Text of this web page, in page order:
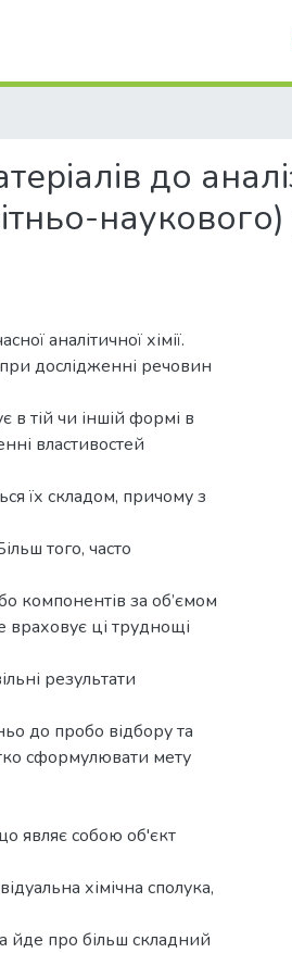
до
наукового)
аналітичної хімії.
дослідженні речовин
в тій чи іншій формі в
властивостей
їх складом, причому з
того, часто
компонентів за об’ємом
враховує ці труднощі
результати
до пробо відбору та
сформулювати мету
являє собою об'єкт
хімічна сполука,
йде про більш складний